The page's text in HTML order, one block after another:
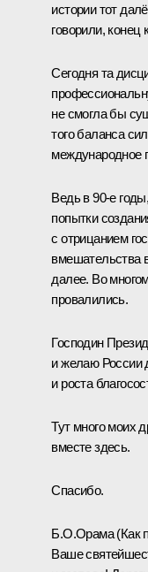
истории тот
говорили, конец
Сегодня та
не смогла бы
того баланса
международное
Ведь в 90‑е
попытки
с отрицанием
вмешательства
далее. Во
провалились.
Господин
и желаю России
и роста
Тут много моих
вместе здесь.
Спасибо.
Б.О.Орама(Как
Ваше